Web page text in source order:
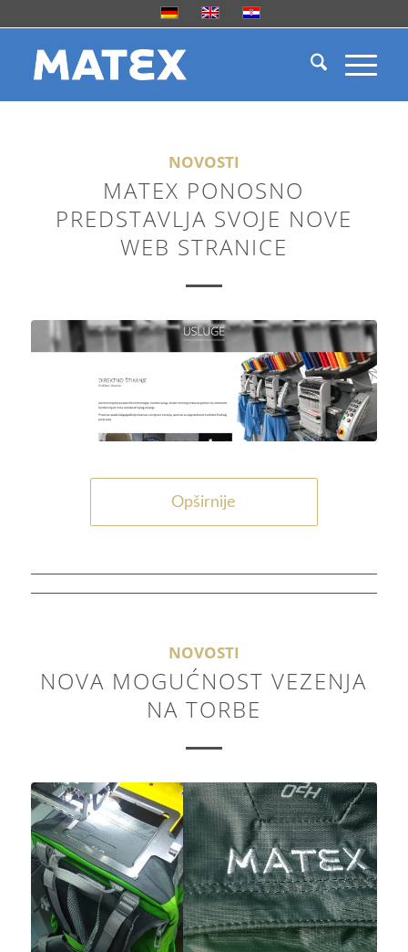
NOVOSTI
MATEX PONOSNO
PREDSTAVLJA SVOJE NOVE
WEB STRANICE
Opširnije
NOVOSTI
NOVA MOGUĆNOST VEZENJA
NA TORBE